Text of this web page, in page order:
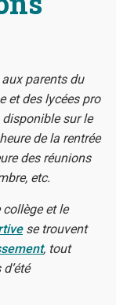
parents du
et des lycées pro
disponible sur le
de la rentrée
des réunions
etc.
et le
se trouvent
, tout